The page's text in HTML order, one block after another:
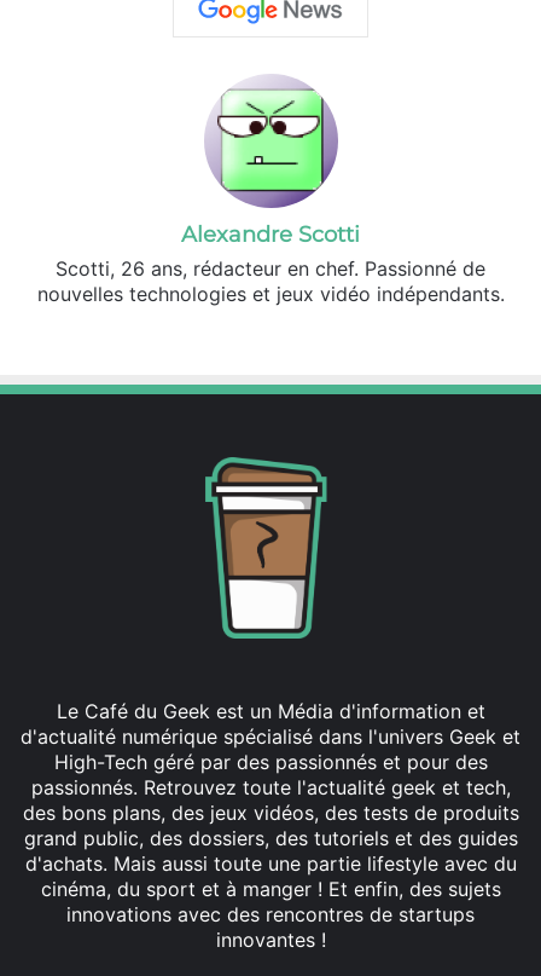
Alexandre Scotti
Scotti, 26 ans, rédacteur en chef. Passionné de
nouvelles technologies et jeux vidéo indépendants.
Le Café du Geek est un Média d'information et
d'actualité numérique spécialisé dans l'univers Geek et
High-Tech géré par des passionnés et pour des
passionnés. Retrouvez toute l'actualité geek et tech,
des bons plans, des jeux vidéos, des tests de produits
grand public, des dossiers, des tutoriels et des guides
d'achats. Mais aussi toute une partie lifestyle avec du
cinéma, du sport et à manger ! Et enfin, des sujets
innovations avec des rencontres de startups
innovantes !